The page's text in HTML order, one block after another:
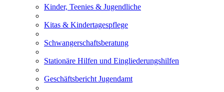
Kinder, Teenies & Jugendliche
Kitas & Kindertagespflege
Schwangerschaftsberatung
Stationäre Hilfen und Eingliederungshilfen
Geschäftsbericht Jugendamt